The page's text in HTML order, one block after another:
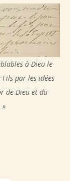
à Dieu le
par les idées
de Dieu et du